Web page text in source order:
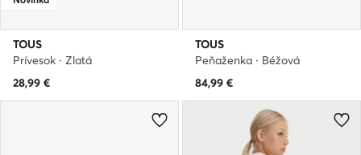
TOUS
Prívesok · Zlatá
28,99 €
TOUS
Peňaženka · Béžová
84,99 €